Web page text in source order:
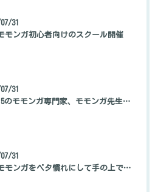
31
モンガ初心者向けのスクール開催
31
のびも15のモモンガ専門家、モモンガ先生の自己紹介
31
フクロモモンガをベタ慣れにして手の上で寝かせる方法